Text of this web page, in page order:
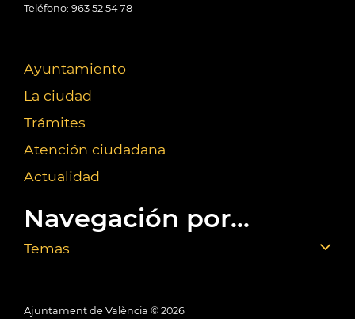
Teléfono: 963 52 54 78
Ayuntamiento
La ciudad
Trámites
Atención ciudadana
Actualidad
Navegación por...
Temas
Ajuntament de València © 2026